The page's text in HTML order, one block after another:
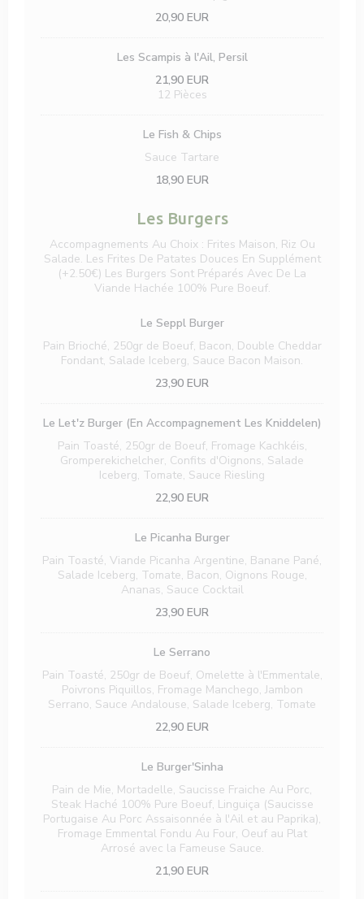
20,90 EUR
Les Scampis à l'Ail, Persil
21,90 EUR
12 Pièces
Le Fish & Chips
Sauce Tartare
18,90 EUR
Les Burgers
Accompagnements Au Choix : Frites Maison, Riz Ou
Salade. Les Frites De Patates Douces En Supplément
(+2.50€) Les Burgers Sont Préparés Avec De La
Viande Hachée 100% Pure Boeuf.
Le Seppl Burger
Pain Brioché, 250gr de Boeuf, Bacon, Double Cheddar
Fondant, Salade Iceberg, Sauce Bacon Maison.
23,90 EUR
Le Let'z Burger (En Accompagnement Les Kniddelen)
Pain Toasté, 250gr de Boeuf, Fromage Kachkéis,
Gromperekichelcher, Confits d'Oignons, Salade
Iceberg, Tomate, Sauce Riesling
22,90 EUR
Le Picanha Burger
Pain Toasté, Viande Picanha Argentine, Banane Pané,
Salade Iceberg, Tomate, Bacon, Oignons Rouge,
Ananas, Sauce Cocktail
23,90 EUR
Le Serrano
Pain Toasté, 250gr de Boeuf, Omelette à l'Emmentale,
Poivrons Piquillos, Fromage Manchego, Jambon
Serrano, Sauce Andalouse, Salade Iceberg, Tomate
22,90 EUR
Le Burger'Sinha
Pain de Mie, Mortadelle, Saucisse Fraiche Au Porc,
Steak Haché 100% Pure Boeuf, Linguiça (Saucisse
Portugaise Au Porc Assaisonnée à l'Ail et au Paprika),
Fromage Emmental Fondu Au Four, Oeuf au Plat
Arrosé avec la Fameuse Sauce.
21,90 EUR